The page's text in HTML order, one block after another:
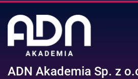
ADN Akademia Sp. z